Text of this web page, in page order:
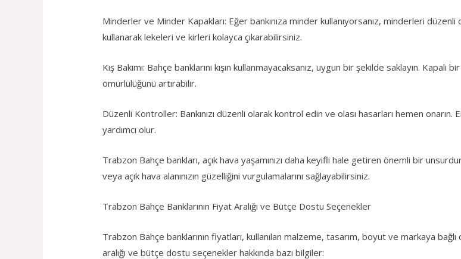
Minderler ve Minder Kapakları: Eğer bankınıza minder kullanıyorsanız, minderleri
kullanarak lekeleri ve kirleri kolayca çıkarabilirsiniz.
Kış Bakımı: Bahçe banklarını kışın kullanmayacaksanız, uygun bir şekilde saklayın.
ömürlülüğünü artırabilir.
Düzenli Kontroller: Bankınızı düzenli olarak kontrol edin ve olası hasarları hemen
yardımcı olur.
Trabzon Bahçe bankları, açık hava yaşamınızı daha keyifli hale getiren önemli bir
veya açık hava alanınızın güzelliğini vurgulamalarını sağlayabilirsiniz.
Trabzon Bahçe Banklarının Fiyat Aralığı ve Bütçe Dostu Seçenekler
Trabzon Bahçe banklarının fiyatları, kullanılan malzeme, tasarım, boyut ve markaya
aralığı ve bütçe dostu seçenekler hakkında bazı bilgiler: